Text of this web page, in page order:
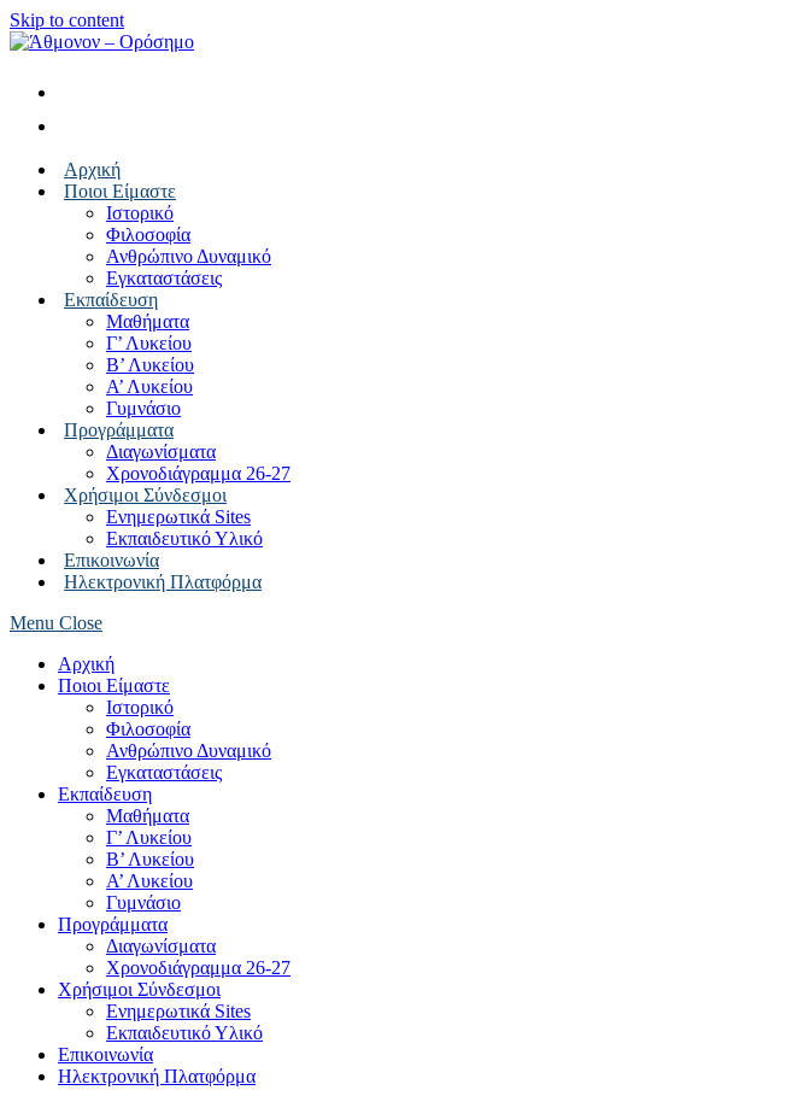
Skip to content
Αρχική
Ποιοι Είμαστε
Ιστορικό
Φιλοσοφία
Ανθρώπινο Δυναμικό
Εγκαταστάσεις
Εκπαίδευση
Μαθήματα
Γ’ Λυκείου
Β’ Λυκείου
Α’ Λυκείου
Γυμνάσιο
Προγράμματα
Διαγωνίσματα
Χρονοδιάγραμμα 26-27
Χρήσιμοι Σύνδεσμοι
Ενημερωτικά Sites
Εκπαιδευτικό Υλικό
Επικοινωνία
Ηλεκτρονική Πλατφόρμα
Menu Close
Αρχική
Ποιοι Είμαστε
Ιστορικό
Φιλοσοφία
Ανθρώπινο Δυναμικό
Εγκαταστάσεις
Εκπαίδευση
Μαθήματα
Γ’ Λυκείου
Β’ Λυκείου
Α’ Λυκείου
Γυμνάσιο
Προγράμματα
Διαγωνίσματα
Χρονοδιάγραμμα 26-27
Χρήσιμοι Σύνδεσμοι
Ενημερωτικά Sites
Εκπαιδευτικό Υλικό
Επικοινωνία
Ηλεκτρονική Πλατφόρμα